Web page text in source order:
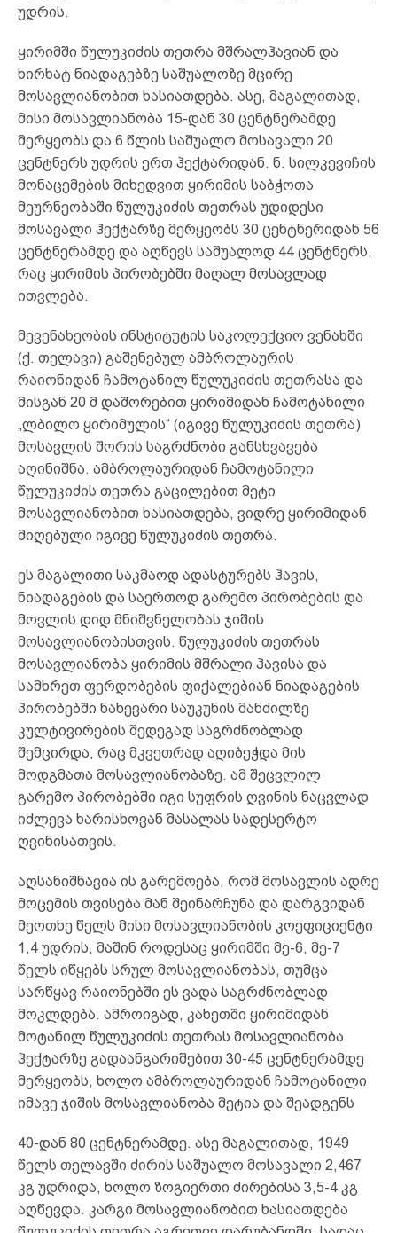
უდრის.
ყირიმში წულუკიძის თეთრა მშრალჰავიან და
ხირხატ ნიადაგებზე საშუალოზე მცირე
მოსავლიანობით ხასიათდება. ასე, მაგალითად,
მისი მოსავლიანობა 15-დან 30 ცენტნერამდე
მერყეობს და 6 წლის საშუალო მოსავალი 20
ცენტნერს უდრის ერთ ჰექტარიდან. ნ. სილკევიჩის
მონაცემების მიხედვით ყირიმის საბჭოთა
მეურნეობაში წულუკიძის თეთრას უდიდესი
მოსავალი ჰექტარზე მერყეობს 30 ცენტნერიდან 56
ცენტნერამდე და აღწევს საშუალოდ 44 ცენტნერს,
რაც ყირიმის პირობებში მაღალ მოსავლად
ითვლება.
მევენახეობის ინსტიტუტის საკოლექციო ვენახში
(ქ. თელავი) გაშენებულ ამბროლაურის
რაიონიდან ჩამოტანილ წულუკიძის თეთრასა და
მისგან 20 მ დაშორებით ყირიმიდან ჩამოტანილი
„ლბილო ყირიმულის“ (იგივე წულუკიძის თეთრა)
მოსავლის შორის საგრძნობი განსხვავება
აღინიშნა. ამბროლაურიდან ჩამოტანილი
წულუკიძის თეთრა გაცილებით მეტი
მოსავლიანობით ხასიათდება, ვიდრე ყირიმიდან
მიღებული იგივე წულუკიძის თეთრა.
ეს მაგალითი საკმაოდ ადასტურებს ჰავის,
ნიადაგების და საერთოდ გარემო პირობების და
მოვლის დიდ მნიშვნელობას ჯიშის
მოსავლიანობისთვის. წულუკიძის თეთრას
მოსავლიანობა ყირიმის მშრალი ჰავისა და
სამხრეთ ფერდობების ფიქალებიან ნიადაგების
პირობებში ნახევარი საუკუნის მანძილზე
კულტივირების შედეგად საგრძნობლად
შემცირდა, რაც მკვეთრად აღიბეჭდა მის
მოდგმათა მოსავლიანობაზე. ამ შეცვლილ
გარემო პირობებში იგი სუფრის ღვინის ნაცვლად
იძლევა ხარისხოვან მასალას სადესერტო
ღვინისათვის.
აღსანიშნავია ის გარემოება, რომ მოსავლის ადრე
მოცემის თვისება მან შეინარჩუნა და დარგვიდან
მეოთხე წელს მისი მოსავლიანობის კოეფიციენტი
1,4 უდრის, მაშინ როდესაც ყირიმში მე-6, მე-7
წელს იწყებს სრულ მოსავლიანობას, თუმცა
სარწყავ რაიონებში ეს ვადა საგრძნობლად
მოკლდება. ამროიგად, კახეთში ყირიმიდან
მოტანილ წულუკიძის თეთრას მოსავლიანობა
ჰექტარზე გადაანგარიშებით 30-45 ცენტნერამდე
მერყეობს, ხოლო ამბროლაურიდან ჩამოტანილი
იმავე ჯიშის მოსავლიანობა მეტია და შეადგენს
40-დან 80 ცენტნერამდე. ასე მაგალითად, 1949
წელს თელავში ძირის საშუალო მოსავალი 2,467
კგ უდრიდა, ხოლო ზოგიერთი ძირებისა 3,5-4 კგ
აღწევდა. კარგი მოსავლიანობით ხასიათდება